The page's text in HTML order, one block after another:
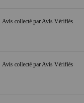
Avis collecté par Avis Vérifiés
Avis collecté par Avis Vérifiés